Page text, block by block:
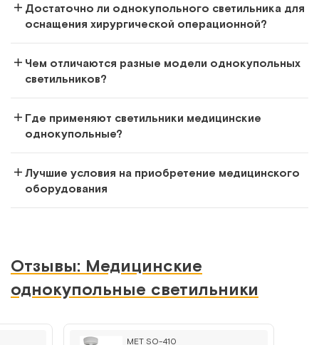
Достаточно ли однокупольного светильника для
оснащения хирургической операционной?
Чем отличаются разные модели однокупольных
светильников?
Где применяют светильники медицинские
однокупольные?
Лучшие условия на приобретение медицинского
оборудования
Отзывы: Медицинские
однокупольные светильники
MET SO-410